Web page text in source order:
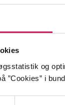
og
”Cookies” i
med